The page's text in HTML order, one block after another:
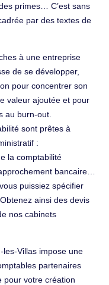
primes… C’est sans
par des textes de
à une entreprise
de se développer,
pour concentrer son
valeur ajoutée et pour
au burn-out.
sont prêtes à
:
la comptabilité
bancaire…
puissiez spécifier
ainsi des devis
nos cabinets
Villas impose une
partenaires
pour votre création